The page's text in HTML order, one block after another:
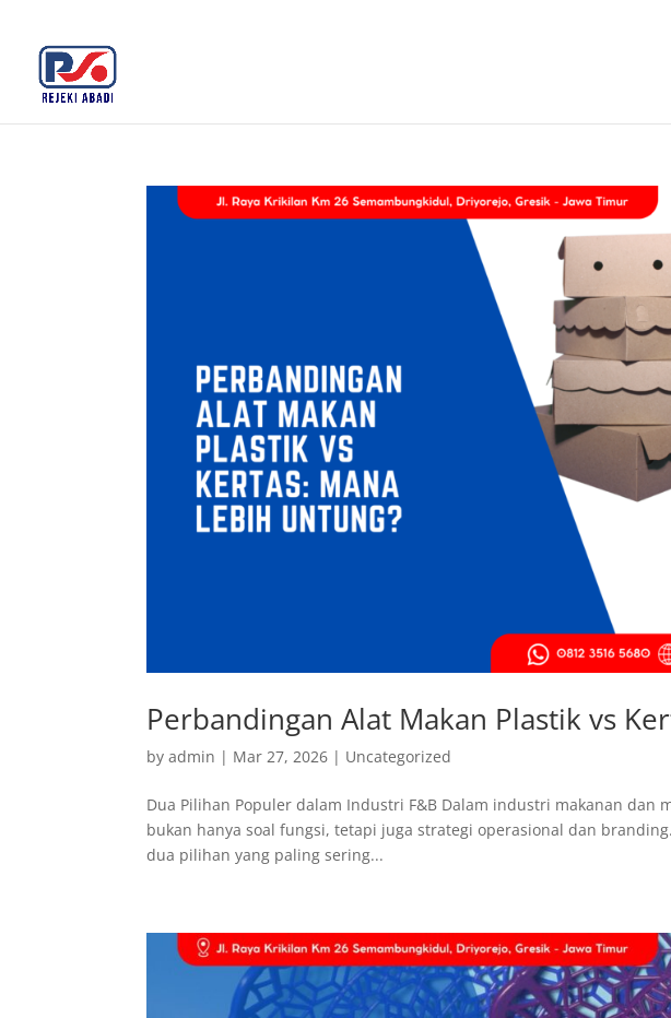
Perbandingan Alat Makan Plastik vs
byadmin | Mar 27, 2026 | Uncategorized
Dua Pilihan Populer dalam Industri F&B Dalam industri makanan dan
bukan hanya soal fungsi, tetapi juga strategi operasional dan
dua pilihan yang paling sering...